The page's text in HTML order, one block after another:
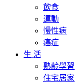
飲食
運動
慢性病
癌症
生 活
熟齡學習
住宅居家